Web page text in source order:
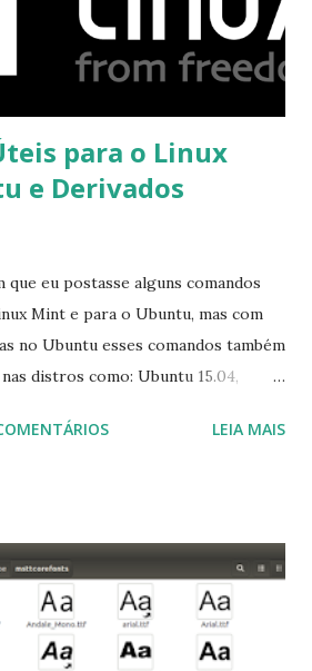
para o Linux
e Derivados
que eu postasse alguns comandos
Mint e para o Ubuntu, mas com
no Ubuntu esses comandos também
distros como: Ubuntu 15.04,
14.04, Elementary OS 0.3, Deepin
1- Atualizar a lista de pacotes: $
Atualizar toda a distro: $ sudo apt-
manager -d -c 3- Instalar
install [nome do pacote] 4-
LEIA MAIS